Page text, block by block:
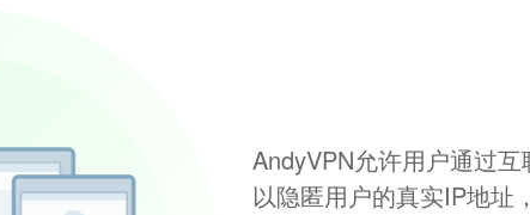
AndyVPN允许用户通过
以隐匿用户的真实IP地址